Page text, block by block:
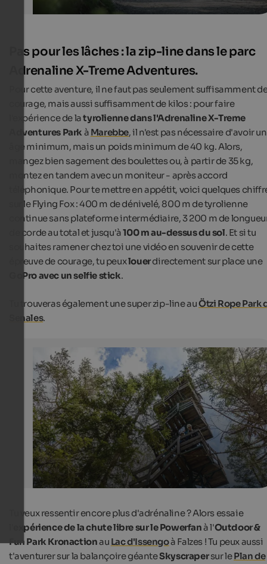
Pas pour les lâches : la zip-line dans le parc
Adrenaline X-Treme Adventures.
Zip Line Adrenaline X-Treme Adventures
Thrill and adventure in the middle of the South Tyrolean
Dolomites: The Adrenaline X-Treme Adventures Park in
Vigil in Enneberg offers a 3.2 km long zipline.
Adrenaline X-treme Adventures
Pour cette aventure, il ne faut pas seulement suffisamment
courage, mais aussi suffisamment de kilos : pour faire
l'expérience de latyrolienne dans l'Adrenaline X-Treme
Adventures Parkà Marebbe, il n'est pas nécessaire d'avoir un
âge minimum, mais un poids minimum de 40 kg. Alors,
mangez bien sagement des boulettes ou, à partir de 35 kg,
montez en tandem avec un moniteur - après accord
téléphonique. Pour te mettre en appétit, voici quelques
sur le Flying Fox : 400 m de dénivelé, 800 m de tyrolienne
continue sans plateforme intermédiaire, 3 200 m de
de corde au total et jusqu'à100 m au-dessus du sol. Et si tu
souhaites ramener chez toi une vidéo en souvenir de cette
épreuve de courage, tu peuxlouerdirectement sur place une
GoPro avec un selfie stick.
Tu trouveras également une super zip-line auÖtzi Rope Park
Senales.
Tu veux ressentir encore plus d'adrénaline ? Alors essaie
expérience de la chute libre sur le Powerfanà l'Outdoor &
Fun Park Kronactionau Lac d'Issengoà Falzes ! Tu peux aussi
t'aventurer sur la balançoire géanteSkyscrapersur lePlan de